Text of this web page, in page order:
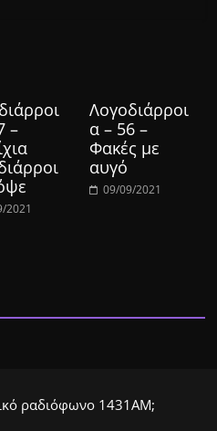
–
2021
Λογοδιάρροι
α – 56 –
Φακές με
αυγό
09/09/2021
ραδιόφωνο 1431ΑΜ;